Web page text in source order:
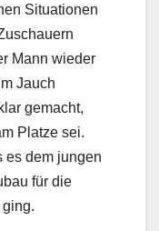
Situationen
Mann wieder
Jauch
gemacht,
Platze sei.
es dem jungen
für die